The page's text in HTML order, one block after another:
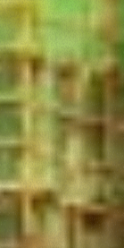
Consenso